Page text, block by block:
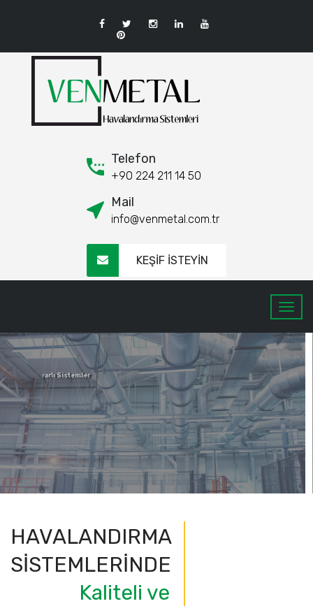
Telefon
+90 224 211 14 50
Mail
info@venmetal.com.tr
KEŞİF İSTEYİN
Çevreye Duyarlı Sistemler
Tüm değerli müşterilerimiz için üstün hizmet anlayışı ile
sürekli inovasyonu benimsiyoruz.
HAVALANDIRMA
SİSTEMLERİNDE
Kaliteli ve